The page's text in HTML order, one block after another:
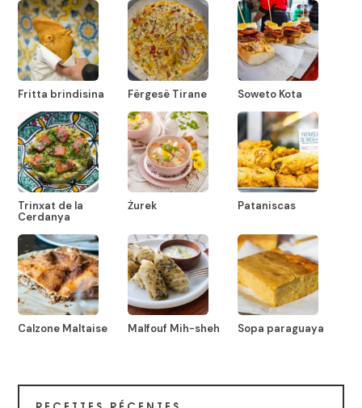
Fritta brindisina Fërgesë Tirane Soweto Kota
Trinxat de la
Cerdanya
Żurek Pataniscas
Calzone Maltaise Malfouf Mih-sheh Sopa paraguaya